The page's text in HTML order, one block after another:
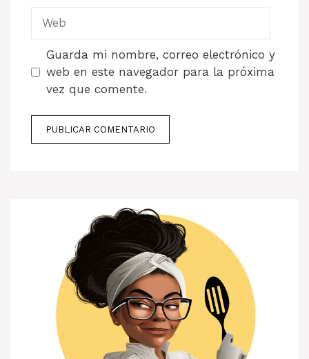
Guarda mi nombre, correo electrónico y
web en este navegador para la próxima
vez que comente.